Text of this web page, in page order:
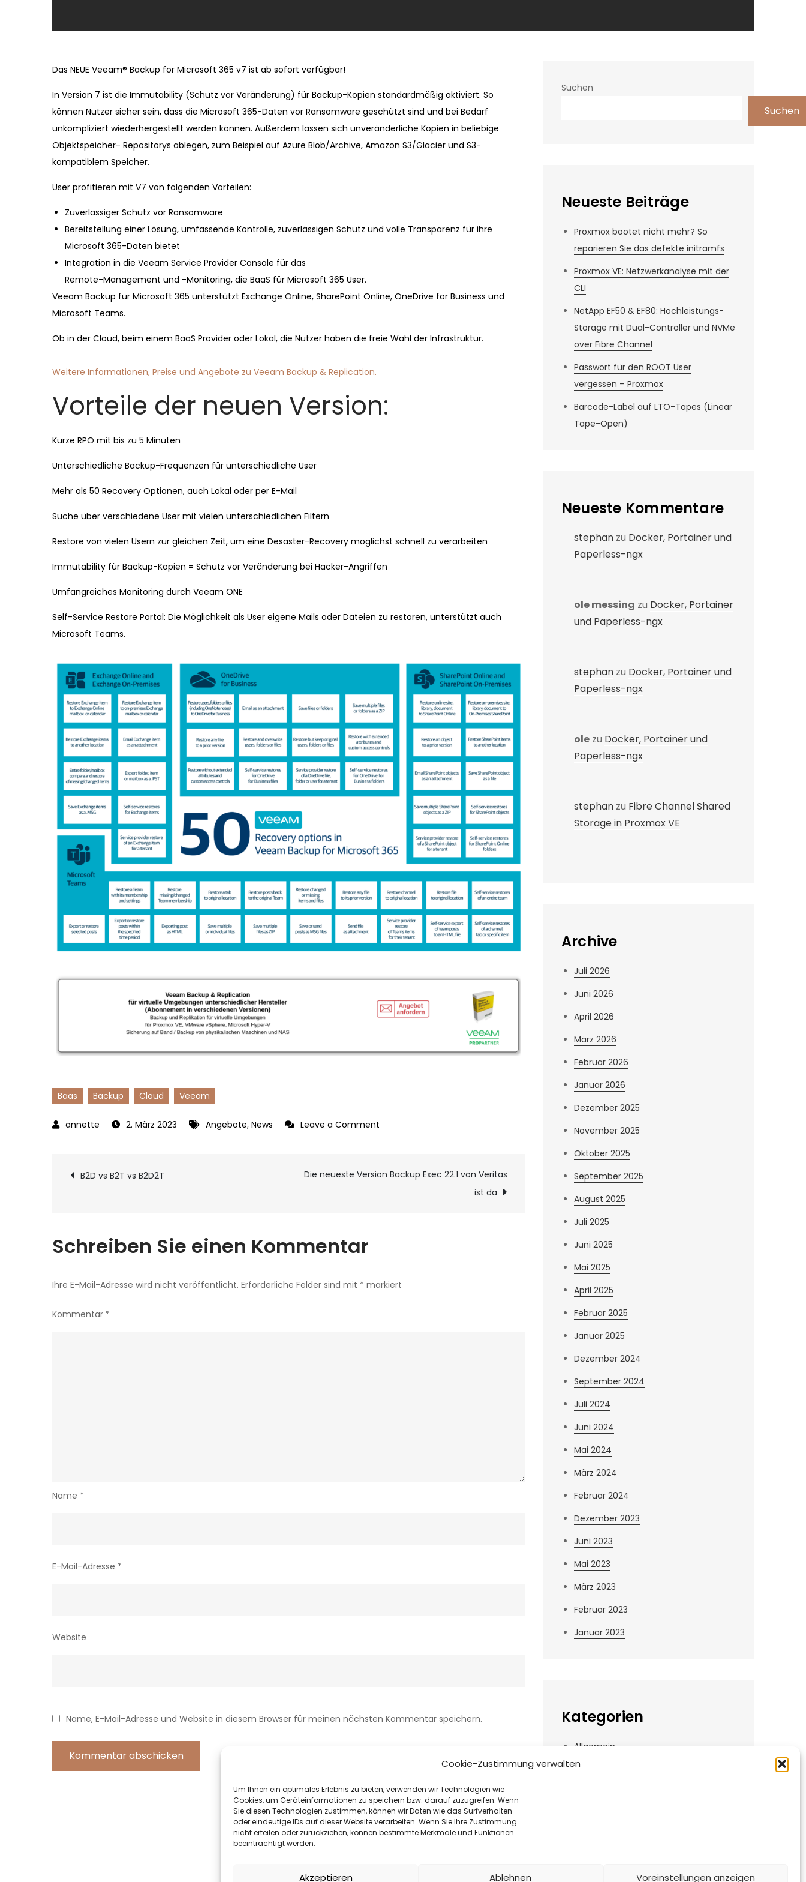
Cookie-Zustimmung verwalten
Um Ihnen ein optimales Erlebnis zu bieten, verwenden wir Technologien wie
Cookies, um Geräteinformationen zu speichern bzw. darauf zuzugreifen. Wenn
Sie diesen Technologien zustimmen, können wir Daten wie das Surfverhalten
oder eindeutige IDs auf dieser Website verarbeiten. Wenn Sie Ihre Zustimmung
nicht erteilen oder zurückziehen, können bestimmte Merkmale und Funktionen
beeinträchtigt werden.
Akzeptieren Ablehnen Voreinstellungen anzeigen
Das NEUE Veeam® Backup for Microsoft 365 v7 ist ab sofort verfügbar!
In Version 7 ist die Immutability (Schutz vor Veränderung) für Backup-Kopien standardmäßig aktiviert. So
können Nutzer sicher sein, dass die Microsoft 365-Daten vor Ransomware geschützt sind und bei Bedarf
unkompliziert wiederhergestellt werden können. Außerdem lassen sich unveränderliche Kopien in beliebige
Objektspeicher- Repositorys ablegen, zum Beispiel auf Azure Blob/Archive, Amazon S3/Glacier und S3-
kompatiblem Speicher.
User profitieren mit V7 von folgenden Vorteilen:
Zuverlässiger Schutz vor Ransomware
Bereitstellung einer Lösung, umfassende Kontrolle, zuverlässigen Schutz und volle Transparenz für ihre
Microsoft 365-Daten bietet
Integration in die Veeam Service Provider Console für das
Remote-Management und -Monitoring, die BaaS für Microsoft 365 User.
Veeam Backup für Microsoft 365 unterstützt Exchange Online, SharePoint Online, OneDrive for Business und
Microsoft Teams.
Ob in der Cloud, beim einem BaaS Provider oder Lokal, die Nutzer haben die freie Wahl der Infrastruktur.
Weitere Informationen, Preise und Angebote zu Veeam Backup & Replication.
Vorteile der neuen Version:
Kurze RPO mit bis zu 5 Minuten
Unterschiedliche Backup-Frequenzen für unterschiedliche User
Mehr als 50 Recovery Optionen, auch Lokal oder per E-Mail
Suche über verschiedene User mit vielen unterschiedlichen Filtern
Restore von vielen Usern zur gleichen Zeit, um eine Desaster-Recovery möglichst schnell zu verarbeiten
Immutability für Backup-Kopien = Schutz vor Veränderung bei Hacker-Angriffen
Umfangreiches Monitoring durch Veeam ONE
Self-Service Restore Portal: Die Möglichkeit als User eigene Mails oder Dateien zu restoren, unterstützt auch
Microsoft Teams.
Baas Backup Cloud Veeam
2. März 2023 Angebote, News Leave a Comment
für
Beitragsnavigation
B2D vs B2T vs B2D2T
Die neueste Version Backup Exec 22.1 von Veritas
ist da
Schreiben Sie einen Kommentar
Ihre E-Mail-Adresse wird nicht veröffentlicht. Erforderliche Felder sind mit * markiert
Kommentar *
Name *
E-Mail-Adresse *
Website
Name, E-Mail-Adresse und Website in diesem Browser für meinen nächsten Kommentar speichern.
Suchen
Suchen
Neueste Beiträge
Proxmox bootet nicht mehr? So
reparieren Sie das defekte initramfs
Proxmox VE: Netzwerkanalyse mit der
CLI
NetApp EF50 & EF80: Hochleistungs-
Storage mit Dual-Controller und NVMe
over Fibre Channel
Passwort für den ROOT User
vergessen – Proxmox
Barcode-Label auf LTO-Tapes (Linear
Tape-Open)
Neueste Kommentare
stephan zu Docker, Portainer und
Paperless-ngx
ole messing zu Docker, Portainer
und Paperless-ngx
stephan zu Docker, Portainer und
Paperless-ngx
ole zu Docker, Portainer und
Paperless-ngx
stephan zu Fibre Channel Shared
Storage in Proxmox VE
Archive
Juli 2026
Juni 2026
April 2026
März 2026
Februar 2026
Januar 2026
Dezember 2025
November 2025
Oktober 2025
September 2025
August 2025
Juli 2025
Juni 2025
Mai 2025
April 2025
Februar 2025
Januar 2025
Dezember 2024
September 2024
Juli 2024
Juni 2024
Mai 2024
März 2024
Februar 2024
Dezember 2023
Juni 2023
Mai 2023
März 2023
Februar 2023
Januar 2023
Kategorien
Allgemein
Angebote